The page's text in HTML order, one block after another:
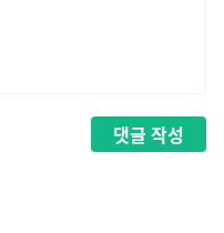
댓글 작성